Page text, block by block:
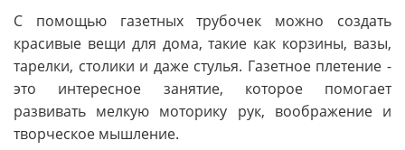
С помощью газетных трубочек можно создать
красивые вещи для дома, такие как корзины, вазы,
тарелки, столики и даже стулья. Газетное плетение -
это интересное занятие, которое помогает
развивать мелкую моторику рук, воображение и
творческое мышление.